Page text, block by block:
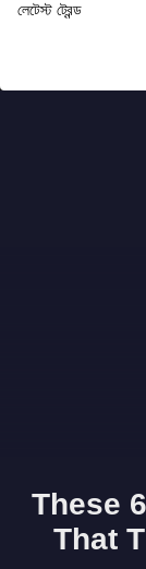
লেটেস্ট ট্রেন্ড